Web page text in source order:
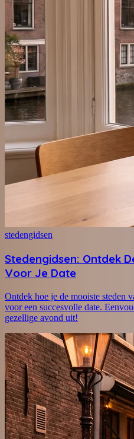
stedengidsen
Stedengidsen: Ontdek
Voor Je Date
Ontdek hoe je de mooiste steden
voor een succesvolle date.
gezellige avond uit!